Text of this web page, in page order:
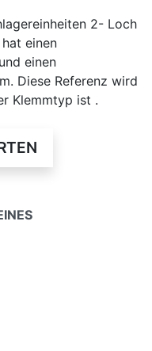
2- Loch
einen
einen
Diese Referenz wird
Klemmtyp ist .